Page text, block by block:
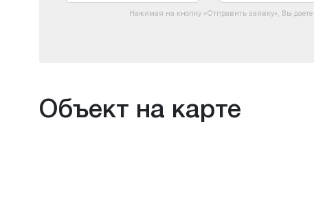
Нажимая на кнопку «Отправить заявку», Вы даете
Объект на карте